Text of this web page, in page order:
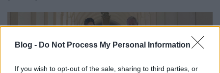
Blog - Do Not Process My Personal Information
If you wish to opt-out of the sale, sharing to third parties, or